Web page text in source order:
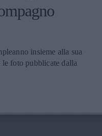
insieme alla sua
foto pubblicate dalla